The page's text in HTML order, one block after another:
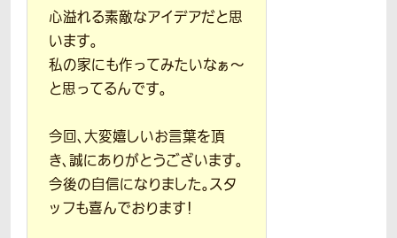
心溢れる素敵なアイデアだと思
います。
私の家にも作ってみたいなぁ〜
と思ってるんです。
今回、大変嬉しいお言葉を頂
き、誠にありがとうございます。
今後の自信になりました。スタ
ッフも喜んでおります！